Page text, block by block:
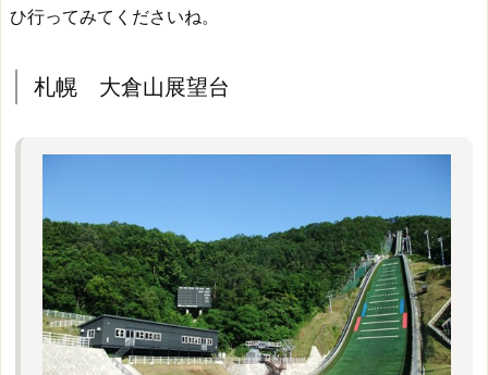
ひ行ってみてくださいね。
札幌 大倉山展望台